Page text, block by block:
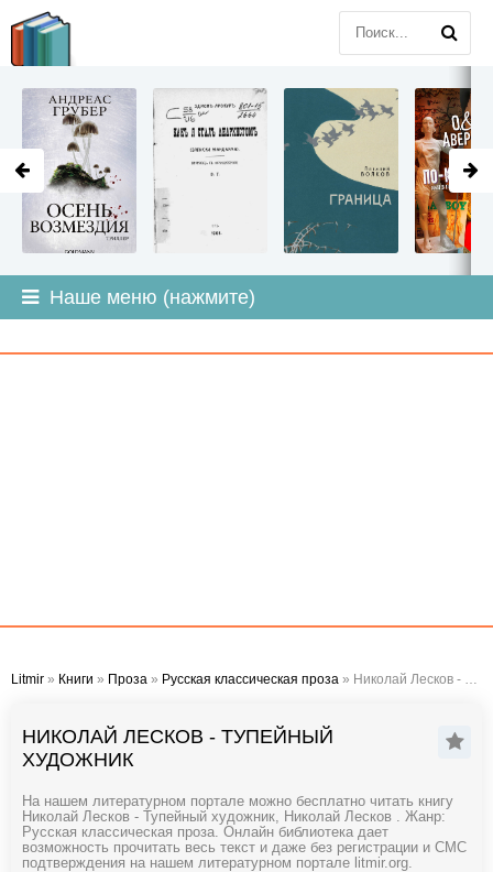
Наше меню (нажмите)
Litmir » Книги » Проза » Русская классическая проза » Николай Лесков - Тупейный художник
НИКОЛАЙ ЛЕСКОВ - ТУПЕЙНЫЙ
ХУДОЖНИК
На нашем литературном портале можно бесплатно читать книгу
Николай Лесков - Тупейный художник, Николай Лесков . Жанр:
Русская классическая проза. Онлайн библиотека дает
возможность прочитать весь текст и даже без регистрации и СМС
подтверждения на нашем литературном портале litmir.org.
LITMIR.ORG